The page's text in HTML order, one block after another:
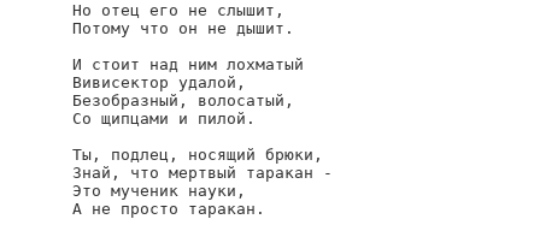
Но отец его не слышит,
Потому что он не дышит.
И стоит над ним лохматый
Вивисектор удалой,
Безобразный, волосатый,
Со щипцами и пилой.
Ты, подлец, носящий брюки,
Знай, что мертвый таракан -
Это мученик науки,
А не просто таракан.